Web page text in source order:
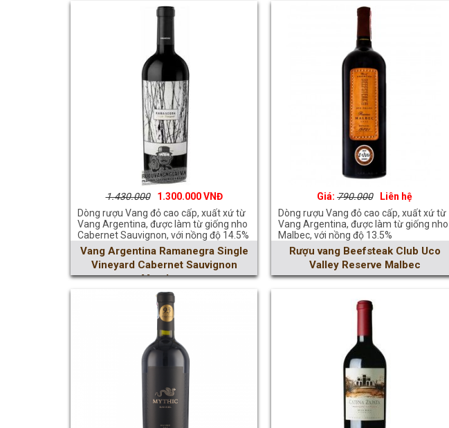
1.430.000
1.300.000
Dòng rượu Vang đỏ cao cấp, xuất xứ từ
Vang Argentina, được làm từ giống nho
Cabernet Sauvignon, với nồng độ 14.5%
Vang Argentina Ramanegra Single
Vineyard Cabernet Sauvignon
Mendoza
790.000
Liên hệ
Dòng rượu Vang đỏ cao cấp, xuất xứ từ
Vang Argentina, được làm từ giống nho
Malbec, với nồng độ 13.5%
Rượu vang Beefsteak Club Uco
Valley Reserve Malbec